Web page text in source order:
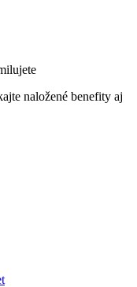
naložené benefity aj